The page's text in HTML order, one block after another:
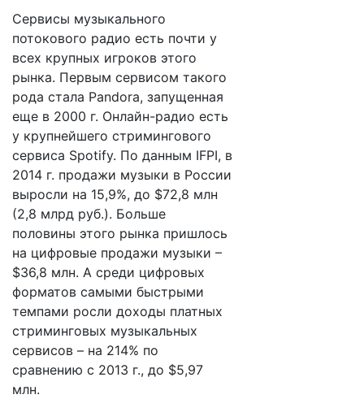
Сервисы музыкального
потокового радио есть почти у
всех крупных игроков этого
рынка. Первым сервисом такого
рода стала Pandora, запущенная
еще в 2000 г. Онлайн-радио есть
у крупнейшего стримингового
сервиса Spotify. По данным IFPI, в
2014 г. продажи музыки в России
выросли на 15,9%, до $72,8 млн
(2,8 млрд руб.). Больше
половины этого рынка пришлось
на цифровые продажи музыки –
$36,8 млн. А среди цифровых
форматов самыми быстрыми
темпами росли доходы платных
стриминговых музыкальных
сервисов – на 214% по
сравнению с 2013 г., до $5,97
млн.